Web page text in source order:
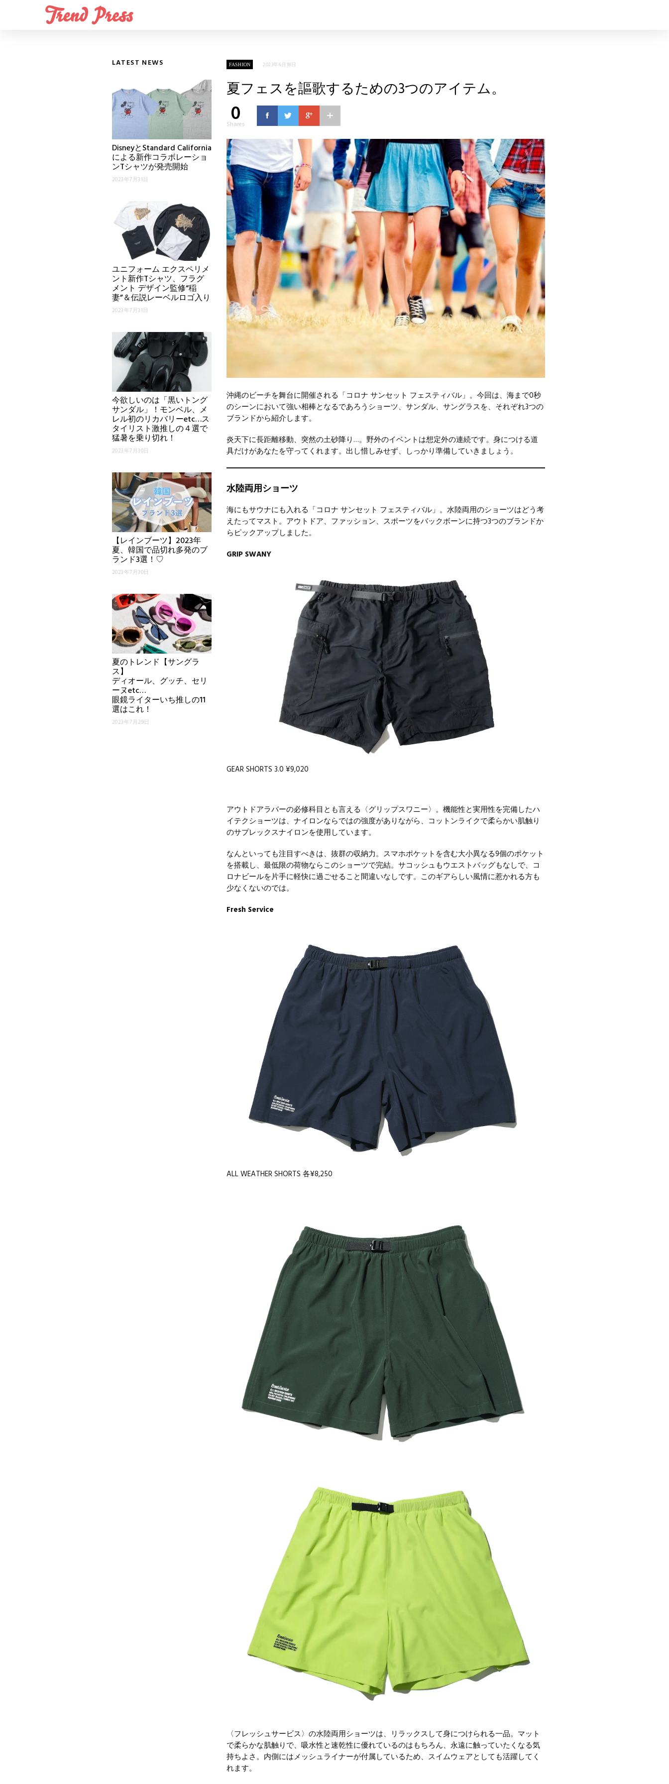
LATEST NEWS
DisneyとStandard California
による新作コラボレーショ
ンTシャツが発売開始
2023年7月31日
ユニフォーム エクスペリメ
ント新作Tシャツ、フラグ
メント デザイン監修“稲
妻”＆伝説レーベルロゴ入り
2023年7月31日
今欲しいのは「黒いトング
サンダル」！モンベル、メ
レル初のリカバリーetc…ス
タイリスト激推しの４選で
猛暑を乗り切れ！
2023年7月30日
【レインブーツ】2023年
夏、韓国で品切れ多発のブ
ランド3選！♡
2023年7月30日
夏のトレンド【サングラ
ス】
ディオール、グッチ、セリ
ーヌetc…
眼鏡ライターいち推しの11
選はこれ！
2023年7月29日
FASHION 2023年6月18日
夏フェスを謳歌するための3つのアイテム。
0
Shares
沖縄のビーチを舞台に開催される「コロナ サンセット フェスティバル」。今回は、海まで0秒
のシーンにおいて強い相棒となるであろうショーツ、サンダル、サングラスを、それぞれ3つの
ブランドから紹介します。
炎天下に長距離移動、突然の土砂降り…。野外のイベントは想定外の連続です。身につける道
具だけがあなたを守ってくれます。出し惜しみせず、しっかり準備していきましょう。
水陸両用ショーツ
海にもサウナにも入れる「コロナ サンセット フェスティバル」。水陸両用のショーツはどう考
えたってマスト。アウトドア、ファッション、スポーツをバックボーンに持つ3つのブランドか
らピックアップしました。
GRIP SWANY
GEAR SHORTS 3.0 ¥9,020
アウトドアラバーの必修科目とも言える〈グリップスワニー〉。機能性と実用性を完備したハ
イテクショーツは、ナイロンならではの強度がありながら、コットンライクで柔らかい肌触り
のサプレックスナイロンを使用しています。
なんといっても注目すべきは、抜群の収納力。スマホポケットを含む大小異なる9個のポケット
を搭載し、最低限の荷物ならこのショーツで完結。サコッシュもウエストバッグもなしで、コ
ロナビールを片手に軽快に過ごせること間違いなしです。このギアらしい風情に惹かれる方も
少なくないのでは。
Fresh Service
ALL WEATHER SHORTS 各¥8,250
〈フレッシュサービス〉の水陸両用ショーツは、リラックスして身につけられる一品。マット
で柔らかな肌触りで、吸水性と速乾性に優れているのはもちろん、永遠に触っていたくなる気
持ちよさ。内側にはメッシュライナーが付属しているため、スイムウェアとしても活躍してく
れます。